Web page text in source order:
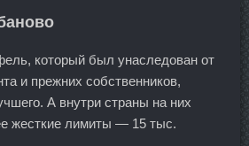
который был унаследован от
и прежних собственников,
А внутри страны на них
жесткие лимиты — 15 тыс.